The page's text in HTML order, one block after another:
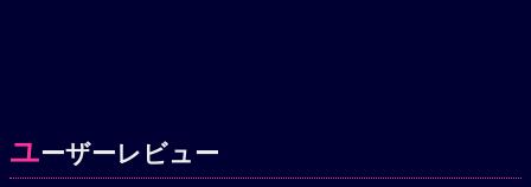
ユーザーレビュー